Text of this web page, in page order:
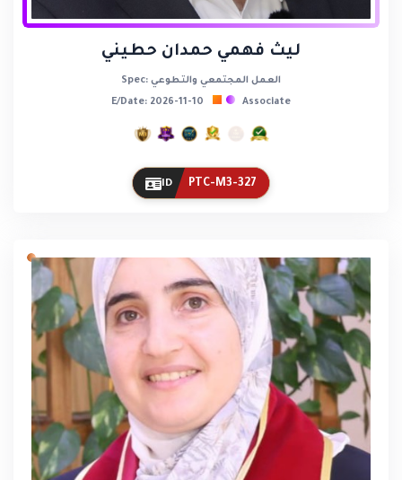
ليث فهمي حمدان حطيني
Spec: العمل المجتمعي والتطوعي
E/Date: 2026-11-10
Associate
ID PTC-M3-327